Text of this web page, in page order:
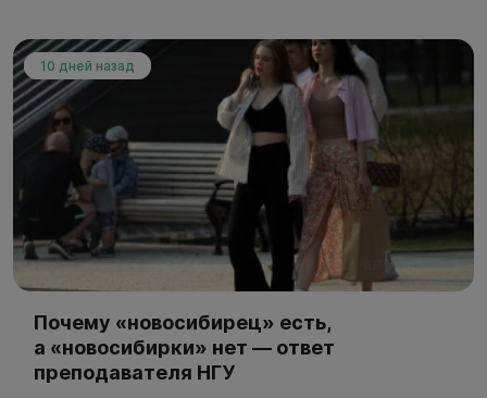
10 дней назад
Почему «новосибирец» есть,
а «новосибирки» нет — ответ
преподавателя НГУ